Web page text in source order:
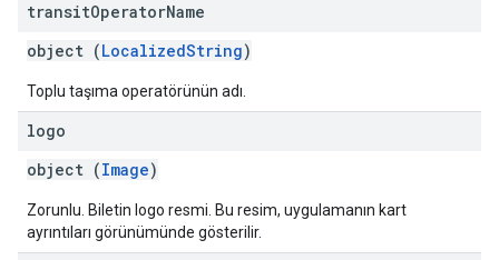
transitOperatorName
object (LocalizedString)
Toplu taşıma operatörünün adı.
logo
object (Image)
Zorunlu. Biletin logo resmi. Bu resim, uygulamanın kart
ayrıntıları görünümünde gösterilir.